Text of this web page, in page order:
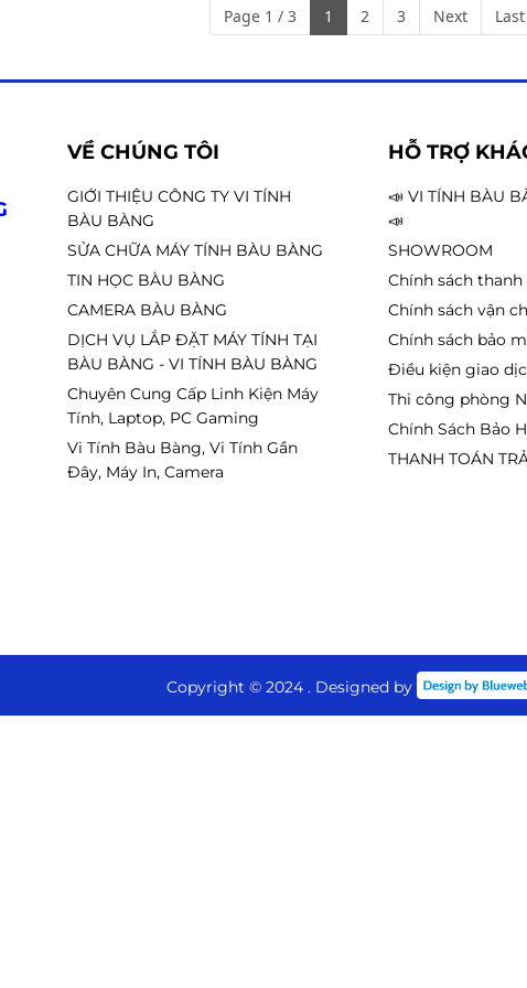
Zhaoshun Việt Nam. Đây là một bước tiến quan
trong việc hỗ trợ doanh nghiệp này nâng
ngày càng cao trong môi trường sản xuất và
Page 1 / 3 1 2 3 Next Last
VỀ CHÚNG TÔI
GIỚI THIỆU CÔNG TY VI TÍNH
BÀU BÀNG
SỬA CHỮA MÁY TÍNH BÀU BÀNG
TIN HỌC BÀU BÀNG
CAMERA BÀU BÀNG
DỊCH VỤ LẮP ĐẶT MÁY TÍNH TẠI
BÀU BÀNG - VI TÍNH BÀU BÀNG
Chuyên Cung Cấp Linh Kiện Máy
Tính, Laptop, PC Gaming
Vi Tính Bàu Bàng, Vi Tính Gần
Đây, Máy In, Camera
HỖ TRỢ
📣 VI TÍNH BÀU
📣
SHOWROOM
Chính sách
Chính sách vận
Chính sách bảo
Điều kiện giao
Thi công phòng
Chính Sách Bảo
THANH TOÁN
Copyright © 2024 . Designed by